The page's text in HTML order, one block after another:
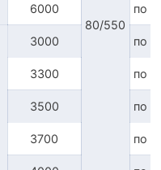
80/550
6000 по
3000 по
3300 по
3500 по
3700 по